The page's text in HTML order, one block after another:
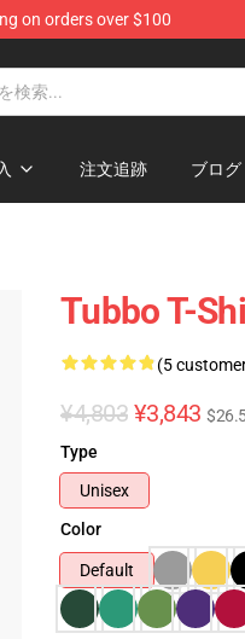
on orders over $100
注文追跡 ブログ
Tubbo T-
(5
¥4,803 ¥3,843
Type
Unisex
Color
Default